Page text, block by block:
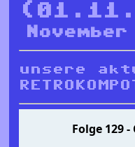
unsere